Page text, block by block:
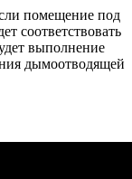
помещение под
соответствовать
выполнение
дымоотводящей